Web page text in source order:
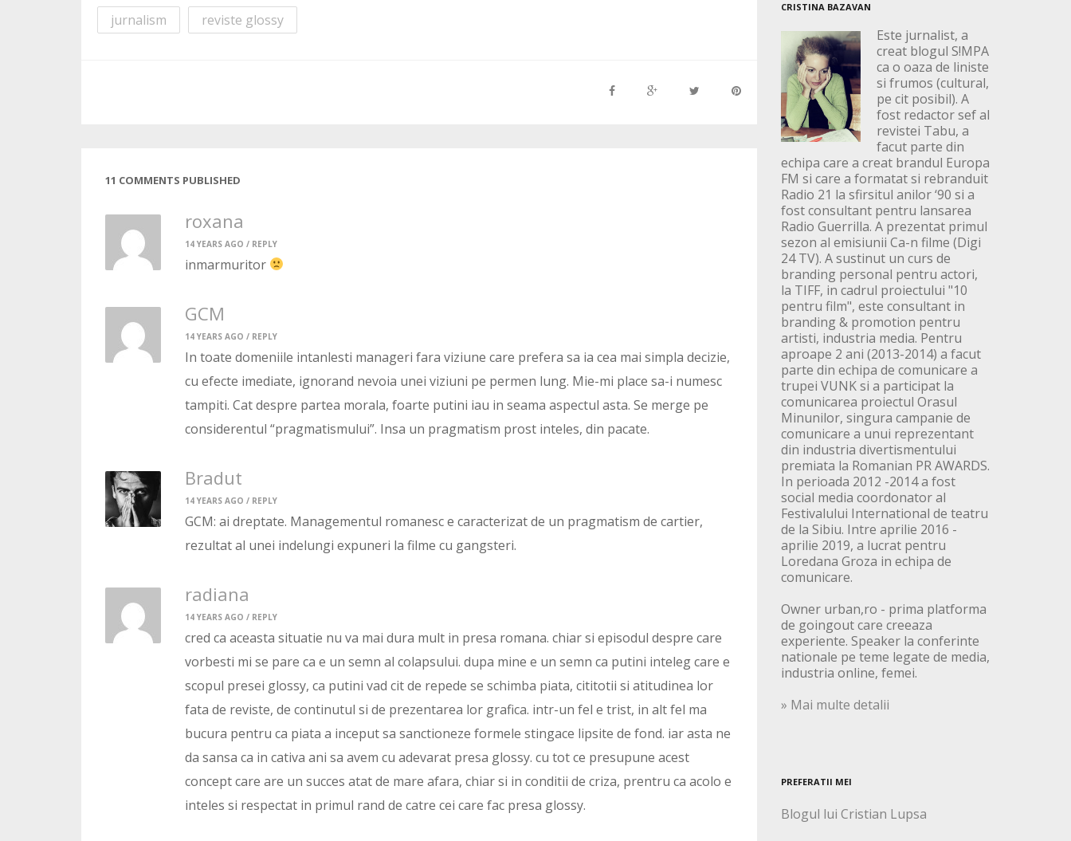
jurnalism reviste glossy
11 COMMENTS PUBLISHED
roxana
14 YEARS AGO / REPLY
inmarmuritor
GCM
14 YEARS AGO / REPLY
In toate domeniile intanlesti manageri fara viziune care prefera sa ia cea mai simpla decizie,
cu efecte imediate, ignorand nevoia unei viziuni pe permen lung. Mie-mi place sa-i numesc
tampiti. Cat despre partea morala, foarte putini iau in seama aspectul asta. Se merge pe
considerentul “pragmatismului”. Insa un pragmatism prost inteles, din pacate.
Bradut
14 YEARS AGO / REPLY
GCM: ai dreptate. Managementul romanesc e caracterizat de un pragmatism de cartier,
rezultat al unei indelungi expuneri la filme cu gangsteri.
radiana
14 YEARS AGO / REPLY
cred ca aceasta situatie nu va mai dura mult in presa romana. chiar si episodul despre care
vorbesti mi se pare ca e un semn al colapsului. dupa mine e un semn ca putini inteleg care e
scopul presei glossy, ca putini vad cit de repede se schimba piata, cititotii si atitudinea lor
fata de reviste, de continutul si de prezentarea lor grafica. intr-un fel e trist, in alt fel ma
bucura pentru ca piata a inceput sa sanctioneze formele stingace lipsite de fond. iar asta ne
da sansa ca in cativa ani sa avem cu adevarat presa glossy. cu tot ce presupune acest
concept care are un succes atat de mare afara, chiar si in conditii de criza, prentru ca acolo e
inteles si respectat in primul rand de catre cei care fac presa glossy.
CRISTINA BAZAVAN
Este jurnalist, a
creat blogul S!MPA
ca o oaza de liniste
si frumos (cultural,
pe cit posibil). A
fost redactor sef al
revistei Tabu, a
facut parte din
echipa care a creat brandul Europa
FM si care a formatat si rebranduit
Radio 21 la sfirsitul anilor ‘90 si a
fost consultant pentru lansarea
Radio Guerrilla. A prezentat primul
sezon al emisiunii Ca-n filme (Digi
24 TV). A sustinut un curs de
branding personal pentru actori,
la TIFF, in cadrul proiectului "10
pentru film", este consultant in
branding & promotion pentru
artisti, industria media. Pentru
aproape 2 ani (2013-2014) a facut
parte din echipa de comunicare a
trupei VUNK si a participat la
comunicarea proiectul Orasul
Minunilor, singura campanie de
comunicare a unui reprezentant
din industria divertismentului
premiata la Romanian PR AWARDS.
In perioada 2012 -2014 a fost
social media coordonator al
Festivalului International de teatru
de la Sibiu. Intre aprilie 2016 -
aprilie 2019, a lucrat pentru
Loredana Groza in echipa de
comunicare.
Owner urban,ro - prima platforma
de goingout care creeaza
experiente. Speaker la conferinte
nationale pe teme legate de media,
industria online, femei.
» Mai multe detalii
PREFERATII MEI
Blogul lui Cristian Lupsa